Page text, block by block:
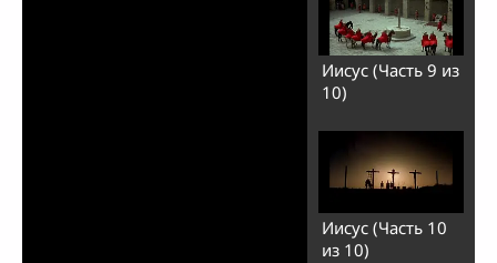
Иисус (Часть 9 из
10)
Иисус (Часть 10
из 10)